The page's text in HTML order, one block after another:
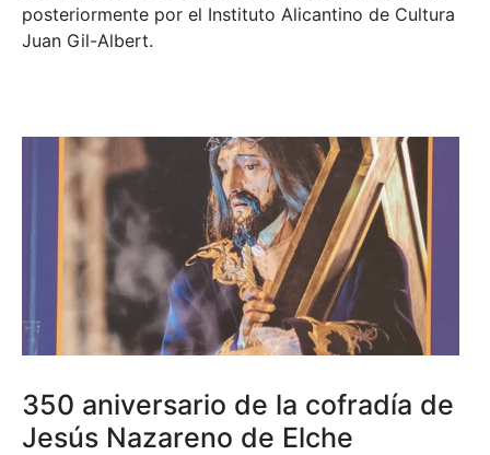
posteriormente por el Instituto Alicantino de Cultura
Juan Gil-Albert.
350 aniversario de la cofradía de
Jesús Nazareno de Elche